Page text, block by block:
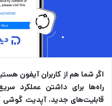
اگر شما هم از کاربران آیفون
راه‌ها برای داشتن عملکرد